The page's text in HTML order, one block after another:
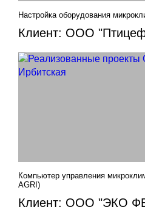
Клиент: ООО
Настройка оборудования
Клиент: ООО "ЭКО
Компьютер управления
AGRI)